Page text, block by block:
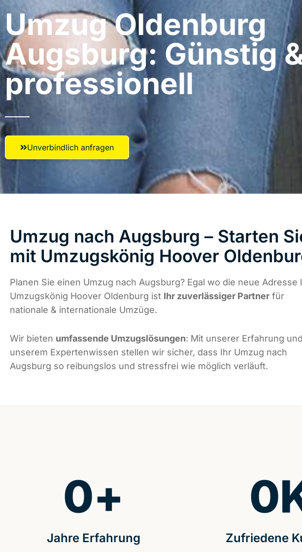
Umzug Oldenburg​
Augsburg: Günstig
professionell​
Unverbindlich anfragen
Umzug nach Augsburg – Starten
mit Umzugskönig Hoover
Planen Sie einen Umzug nach Augsburg? Egal wo die neue Adresse
Umzugskönig Hoover Oldenburg ist Ihr zuverlässiger Partner für
nationale & internationale Umzüge.
Wir bieten umfassende Umzugslösungen: Mit unserer Erfahrung und
unserem Expertenwissen stellen wir sicher, dass Ihr Umzug nach
Augsburg so reibungslos und stressfrei wie möglich verläuft.
Jahre Erfahrung
0+
Zufriedene
0